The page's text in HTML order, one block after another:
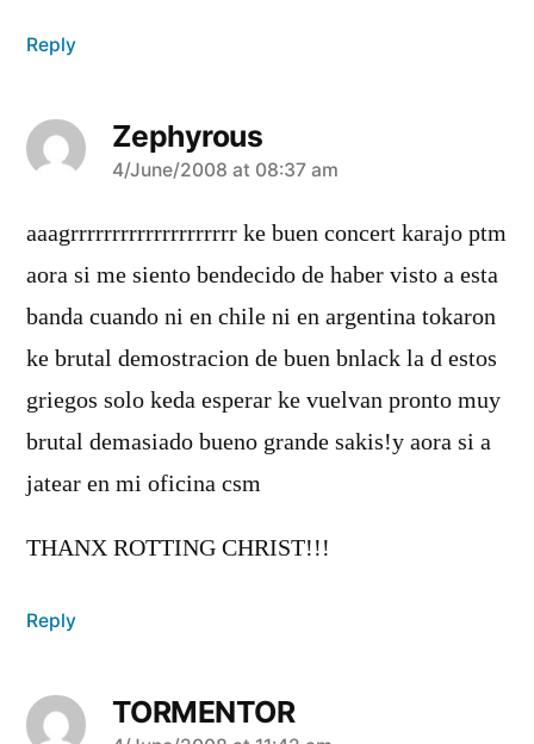
Reply
Zephyrous
says:
4/June/2008 at 08:37 am
aaagrrrrrrrrrrrrrrrrrrrr ke buen concert karajo ptm
aora si me siento bendecido de haber visto a esta
banda cuando ni en chile ni en argentina tokaron
ke brutal demostracion de buen bnlack la d estos
griegos solo keda esperar ke vuelvan pronto muy
brutal demasiado bueno grande sakis!y aora si a
jatear en mi oficina csm
THANX ROTTING CHRIST!!!
Reply
TORMENTOR